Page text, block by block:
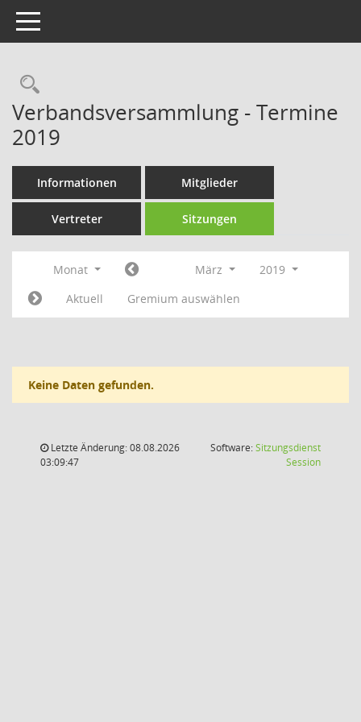
Toggle navigation
Rechercheauswahl
Verbandsversammlung - Termine
2019
Informationen Mitglieder
Vertreter Sitzungen
Monat März
2019
Aktuell
Gremium auswählen
Keine Daten gefunden.
Letzte Änderung: 08.08.2026
03:09:47
Software:Sitzungsdienst
Session(Wird in